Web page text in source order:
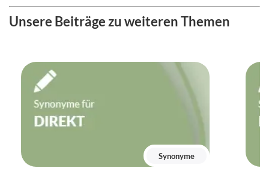
Unsere Beiträge zu weiteren Themen
Synonyme